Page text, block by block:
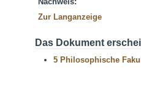
Zur Langanzeige
Das Dokument
5 Philosophische